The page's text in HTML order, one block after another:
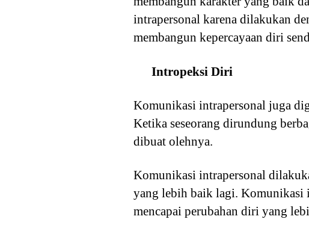
intrapersonal karena dilakukan
membangun kepercayaan diri
Intropeksi Diri
Komunikasi intrapersonal juga
Ketika seseorang dirundung
dibuat olehnya.
Komunikasi intrapersonal
yang lebih baik lagi. Komunikasi
mencapai perubahan diri yang